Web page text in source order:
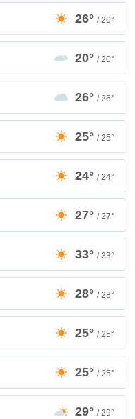
26° / 26°
20° / 20°
26° / 26°
25° / 25°
24° / 24°
27° / 27°
33° / 33°
28° / 28°
25° / 25°
25° / 25°
29° / 29°